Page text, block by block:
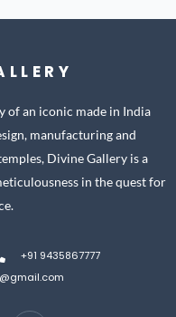
of an iconic made in India
manufacturing and
Divine Gallery is a
in the quest for
+91 9435867777